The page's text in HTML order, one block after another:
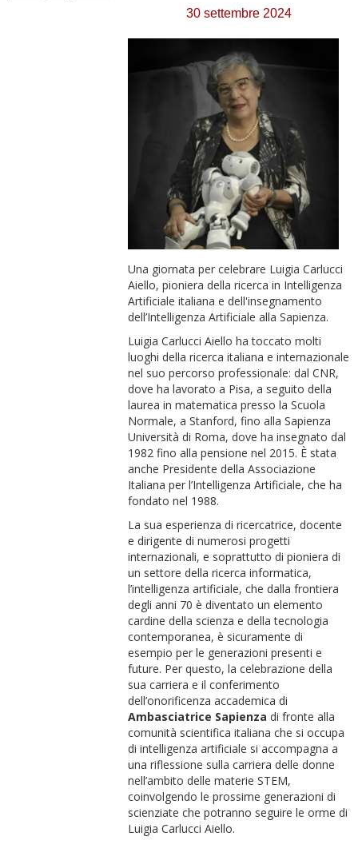
30 settembre 2024
Una giornata per celebrare Luigia Carlucci
Aiello, pioniera della ricerca in Intelligenza
Artificiale italiana e dell'insegnamento
dell’Intelligenza Artificiale alla Sapienza.
Luigia Carlucci Aiello ha toccato molti
luoghi della ricerca italiana e internazionale
nel suo percorso professionale: dal CNR,
dove ha lavorato a Pisa, a seguito della
laurea in matematica presso la Scuola
Normale, a Stanford, fino alla Sapienza
Università di Roma, dove ha insegnato dal
1982 fino alla pensione nel 2015. È stata
anche Presidente della Associazione
Italiana per l’Intelligenza Artificiale, che ha
fondato nel 1988.
La sua esperienza di ricercatrice, docente
e dirigente di numerosi progetti
internazionali, e soprattutto di pioniera di
un settore della ricerca informatica,
l’intelligenza artificiale, che dalla frontiera
degli anni 70 è diventato un elemento
cardine della scienza e della tecnologia
contemporanea, è sicuramente di
esempio per le generazioni presenti e
future. Per questo, la celebrazione della
sua carriera e il conferimento
dell’onorificenza accademica di
Ambasciatrice Sapienza di fronte alla
comunità scientifica italiana che si occupa
di intelligenza artificiale si accompagna a
una riflessione sulla carriera delle donne
nell’ambito delle materie STEM,
coinvolgendo le prossime generazioni di
scienziate che potranno seguire le orme di
Luigia Carlucci Aiello.